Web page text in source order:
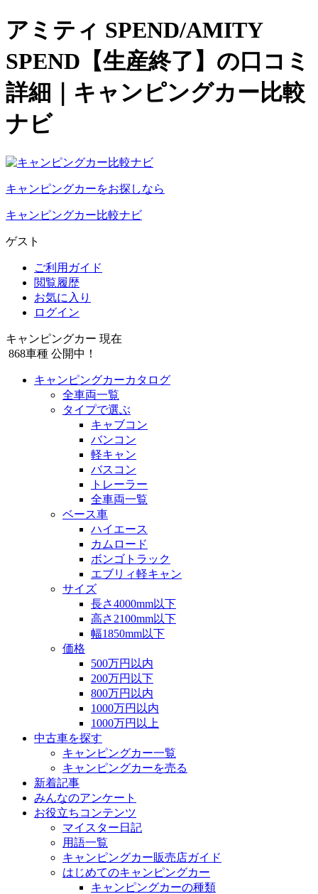
アミティ SPEND/AMITY
SPEND【生産終了】の口コミ
詳細｜キャンピングカー比較
ナビ
キャンピングカーをお探しなら
キャンピングカー比較ナビ
ゲスト
ご利用ガイド
閲覧履歴
お気に入り
ログイン
キャンピングカー 現在
868車種 公開中！
キャンピングカーカタログ
全車両一覧
タイプで選ぶ
キャブコン
バンコン
軽キャン
バスコン
トレーラー
全車両一覧
ベース車
ハイエース
カムロード
ボンゴトラック
エブリィ軽キャン
サイズ
長さ4000mm以下
高さ2100mm以下
幅1850mm以下
価格
500万円以内
200万円以下
800万円以内
1000万円以内
1000万円以上
中古車を探す
キャンピングカー一覧
キャンピングカーを売る
新着記事
みんなのアンケート
お役立ちコンテンツ
マイスター日記
用語一覧
キャンピングカー販売店ガイド
はじめてのキャンピングカー
キャンピングカーの種類